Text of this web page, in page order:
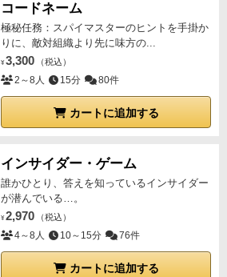
コードネーム
極秘任務：スパイマスターのヒントを手掛か
りに、敵対組織より先に味方の...
¥ 3,300 （税込）
2～8人 15分 80件
カートに追加する
インサイダー・ゲーム
誰かひとり、答えを知っているインサイダー
が潜んでいる…。
¥ 2,970 （税込）
4～8人 10～15分 76件
カートに追加する